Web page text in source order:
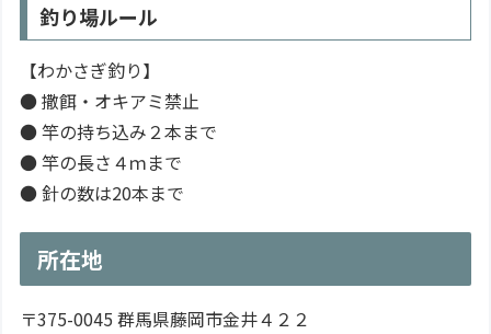
釣り場ルール
【わかさぎ釣り】
● 撒餌・オキアミ禁止
● 竿の持ち込み２本まで
● 竿の長さ４ｍまで
● 針の数は20本まで
所在地
〒375-0045 群馬県藤岡市金井４２２